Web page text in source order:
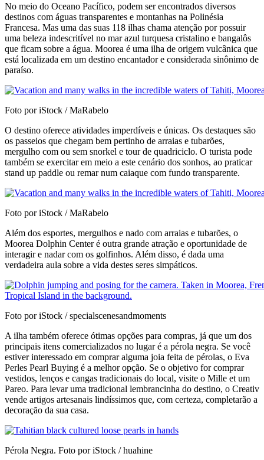
No meio do Oceano Pacífico, podem ser encontrados diversos
destinos com águas transparentes e montanhas na Polinésia
Francesa. Mas uma das suas 118 ilhas chama atenção por possuir
uma beleza indescritível no mar azul turquesa cristalino e bangalôs
que ficam sobre a água. Moorea é uma ilha de origem vulcânica que
está localizada em um destino encantador e considerada sinônimo de
paraíso.
Foto por iStock / MaRabelo
O destino oferece atividades imperdíveis e únicas. Os destaques são
os passeios que chegam bem pertinho de arraias e tubarões,
mergulho com ou sem snorkel e tour de quadriciclo. O turista pode
também se exercitar em meio a este cenário dos sonhos, ao praticar
stand up paddle ou remar num caiaque com fundo transparente.
Foto por iStock / MaRabelo
Além dos esportes, mergulhos e nado com arraias e tubarões, o
Moorea Dolphin Center é outra grande atração e oportunidade de
interagir e nadar com os golfinhos. Além disso, é dada uma
verdadeira aula sobre a vida destes seres simpáticos.
Foto por iStock / specialscenesandmoments
A ilha também oferece ótimas opções para compras, já que um dos
principais itens comercializados no lugar é a pérola negra. Se você
estiver interessado em comprar alguma joia feita de pérolas, o Eva
Perles Pearl Buying é a melhor opção. Se o objetivo for comprar
vestidos, lenços e cangas tradicionais do local, visite o Mille et um
Pareo. Para levar uma tradicional lembrancinha do destino, o Creativ
vende artigos artesanais lindíssimos que, com certeza, completarão a
decoração da sua casa.
Pérola Negra. Foto por iStock / huahine